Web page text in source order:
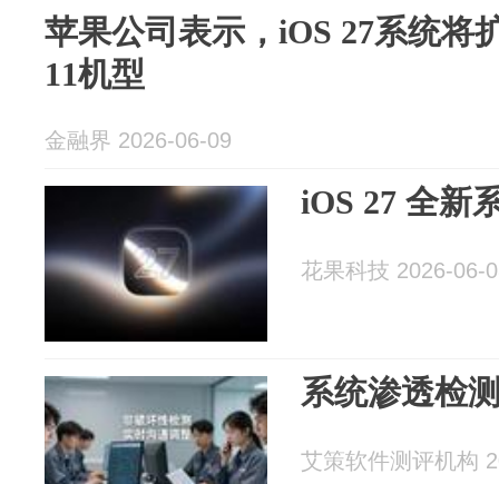
苹果公司表示，iOS 27系统将
11机型
金融界 2026-06-09
iOS 27 全新
花果科技 2026-06-
系统渗透检
艾策软件测评机构